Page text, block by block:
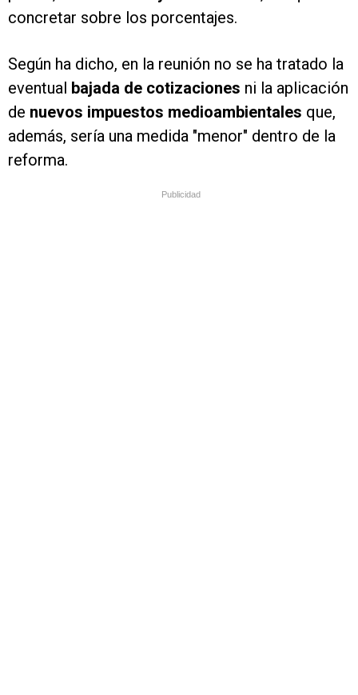
concretar sobre los porcentajes.
Según ha dicho, en la reunión no se ha tratado la
eventual bajada de cotizaciones ni la aplicación
de nuevos impuestos medioambientales que,
además, sería una medida "menor" dentro de la
reforma.
Publicidad